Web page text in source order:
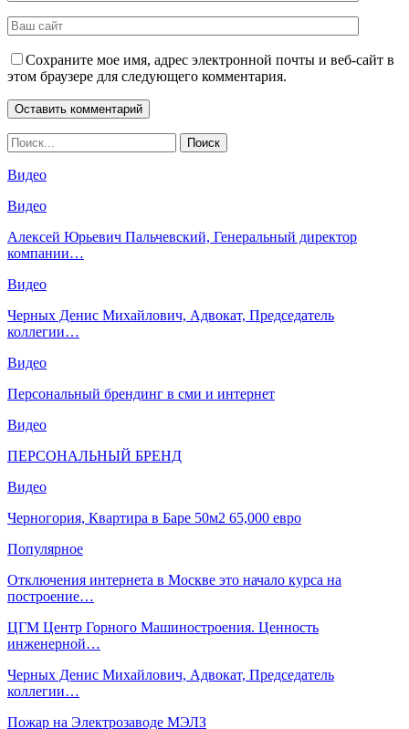
Сохраните мое имя, адрес электронной почты и веб-сайт в
этом браузере для следующего комментария.
Видео
Видео
Алексей Юрьевич Пальчевский, Генеральный директор
компании…
Видео
Черных Денис Михайлович, Адвокат, Председатель
коллегии…
Видео
Персональный брендинг в сми и интернет
Видео
ПЕРСОНАЛЬНЫЙ БРЕНД
Видео
Черногория, Квартира в Баре 50м2 65,000 евро
Популярное
Отключения интернета в Москве это начало курса на
построение…
ЦГМ Центр Горного Машиностроения. Ценность
инженерной…
Черных Денис Михайлович, Адвокат, Председатель
коллегии…
Пожар на Электрозаводе МЭЛЗ